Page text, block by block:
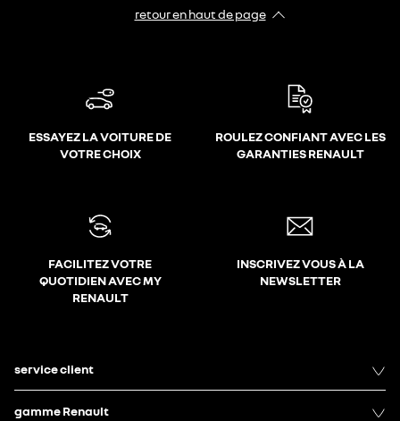
retour en haut de page​
ESSAYEZ LA VOITURE DE
VOTRE CHOIX
ROULEZ CONFIANT AVEC LES
GARANTIES RENAULT
FACILITEZ VOTRE
QUOTIDIEN AVEC MY
RENAULT
INSCRIVEZ VOUS À LA
NEWSLETTER
service client
gamme Renault